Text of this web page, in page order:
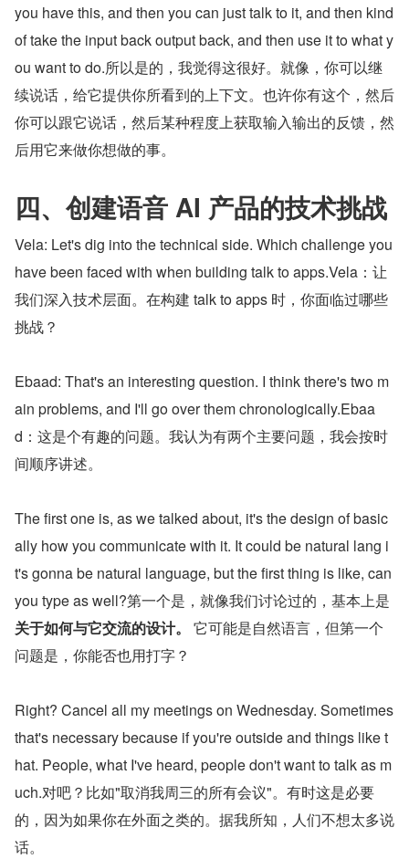
you have this, and then you can just talk to it, and then kind
of take the input back output back, and then use it to what y
ou want to do.所以是的，我觉得这很好。就像，你可以继
续说话，给它提供你所看到的上下文。也许你有这个，然后
你可以跟它说话，然后某种程度上获取输入输出的反馈，然
后用它来做你想做的事。
四、创建语音 AI 产品的技术挑战
Vela: Let's dig into the technical side. Which challenge you
have been faced with when building talk to apps.Vela：让
我们深入技术层面。在构建 talk to apps 时，你面临过哪些
挑战？
Ebaad: That's an interesting question. I think there's two m
ain problems, and I'll go over them chronologically.Ebaa
d：这是个有趣的问题。我认为有两个主要问题，我会按时
间顺序讲述。
The first one is, as we talked about, it's the design of basic
ally how you communicate with it. It could be natural lang i
t's gonna be natural language, but the first thing is like, can
关于如何与它交流的设计。
它可能是自然语言，但第一个
问题是，你能否也用打字？
Right? Cancel all my meetings on Wednesday. Sometimes
that's necessary because if you're outside and things like t
hat. People, what I've heard, people don't want to talk as m
uch.对吧？比如"取消我周三的所有会议"。有时这是必要
的，因为如果你在外面之类的。据我所知，人们不想太多说
话。